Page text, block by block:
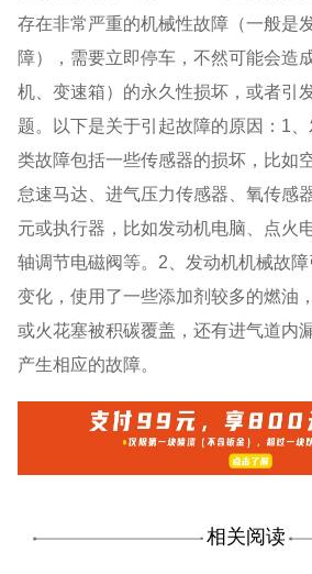
存在非常严重的机械性故障（一般是
障），需要立即停车，不然可能会造
机、变速箱）的永久性损坏，或者引
题。以下是关于引起故障的原因：1
类故障包括一些传感器的损坏，比如
怠速马达、进气压力传感器、氧传感
元或执行器，比如发动机电脑、点火
轴调节电磁阀等。2、发动机机械故
变化，使用了一些添加剂较多的燃油
或火花塞被积碳覆盖，还有进气道内
产生相应的故障。
相关阅读